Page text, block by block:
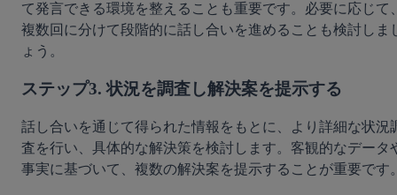
て発言できる環境を整えることも重要です。必要に応じて
複数回に分けて段階的に話し合いを進めることも検討しま
ょう。
ステップ3. 状況を調査し解決案を提示する
話し合いを通じて得られた情報をもとに、より詳細な状況
査を行い、具体的な解決策を検討します。客観的なデータ
事実に基づいて、複数の解決案を提示することが重要です